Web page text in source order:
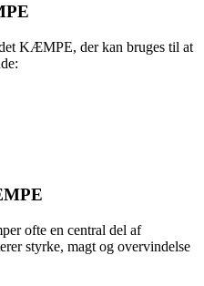
KÆMPE, der kan bruges til at
ofte en central del af
styrke, magt og overvindelse